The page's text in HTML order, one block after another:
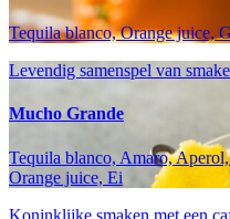
Tequila blanco, Orange juice,
Levendig samenspel van
Mucho Grande
Tequila blanco, Amaro,
Orange juice, Ei
Koninklijke smaken met een